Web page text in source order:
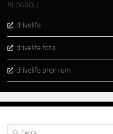
BLOGROLL
drivelife
drivelife foto
drivelife premium
Ricerca